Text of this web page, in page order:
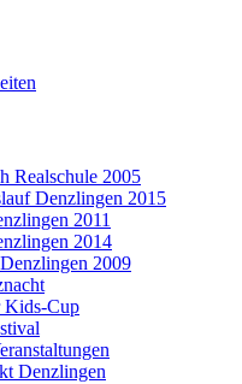
Realschule 2005
Denzlingen 2015
2011
2014
2009
Kids-Cup
Denzlingen